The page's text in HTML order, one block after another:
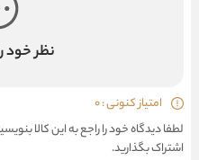
نظر خود
امتیاز کنونی : 0
لطفا دیدگاه خود را راجع به این کالا
اشتراک بگذارید.